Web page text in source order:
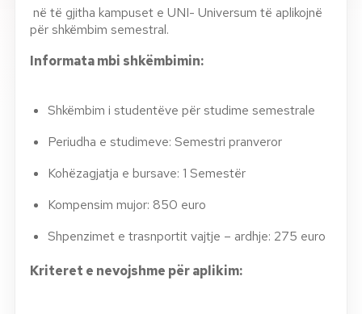
në të gjitha kampuset e UNI- Universum të aplikojnë
për shkëmbim semestral.
Informata mbi shkëmbimin:
Shkëmbim i studentëve për studime semestrale
Periudha e studimeve: Semestri pranveror
Kohëzagjatja e bursave: 1 Semestër
Kompensim mujor: 850 euro
Shpenzimet e trasnportit vajtje – ardhje: 275 euro
Kriteret e nevojshme për aplikim: